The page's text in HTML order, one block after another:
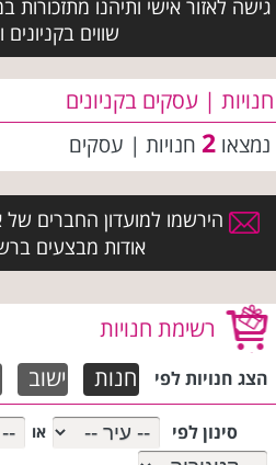
גישה לאזור אישי ותיהנו מתזכורות
שווים בקניונים
חנויות | עסקים בקניונים
נמצאו 2 חנויות | עסקים
הירשמו למועדון החברים של
אודות מבצעים
רשימת חנויות
הצג חנויות לפי חנות ישוב
סינון לפי או